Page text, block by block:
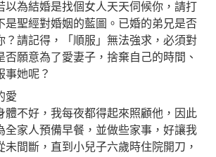
為結婚是找個女人天天伺候你，請打
是聖經對婚姻的藍圖。已婚的弟兄是否
？請記得，「順服」無法強求，必須對
否願意為了愛妻子，捨棄自己的時間、
事她呢？
愛
不好，我每夜都得起來照顧他，因此
全家人預備早餐，並做些家事，好讓我
未間斷，直到小兒子六歲時住院開刀，